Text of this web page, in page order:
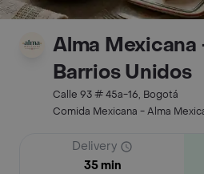
Alma Mexicana
Barrios Unidos
Calle 93 # 45a-16, Bogotá
Comida Mexicana - Alma
Delivery
35 min